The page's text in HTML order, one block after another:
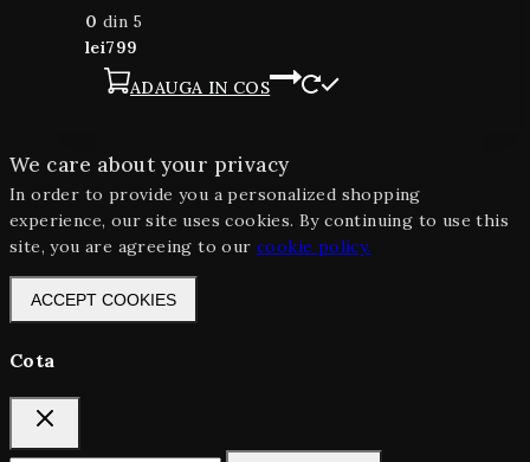
0 din 5
lei799
ADAUGA IN COS
We care about your privacy
In order to provide you a personalized shopping
experience, our site uses cookies. By continuing to use this
site, you are agreeing to our cookie policy.
ACCEPT COOKIES
Cota